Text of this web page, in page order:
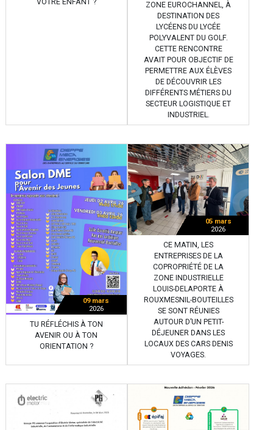
ZONE EUROCHANNEL, À
DESTINATION DES
LYCÉENS DU LYCÉE
POLYVALENT DU GOLF.
CETTE RENCONTRE
AVAIT POUR OBJECTIF DE
PERMETTRE AUX ÉLÈVES
DE DÉCOUVRIR LES
DIFFÉRENTS MÉTIERS DU
SECTEUR LOGISTIQUE ET
INDUSTRIEL.
09 mars
2026
TU RÉFLÉCHIS À TON
AVENIR OU À TON
ORIENTATION ?
05 mars
2026
CE MATIN, LES
ENTREPRISES DE LA
COPROPRIÉTÉ DE LA
ZONE INDUSTRIELLE
LOUIS-DELAPORTE À
ROUXMESNIL-BOUTEILLES
SE SONT RÉUNIES
AUTOUR D’UN PETIT-
DÉJEUNER DANS LES
LOCAUX DES CARS DENIS
VOYAGES.